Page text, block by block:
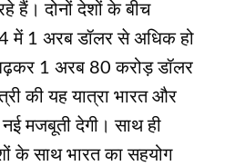
हैं। दोनों देशों के बीच
में 1 अरब डॉलर से अधिक हो
1 अरब 80 करोड़ डॉलर
की यह यात्रा भारत और
मजबूती देगी। साथ ही
के साथ भारत का सहयोग